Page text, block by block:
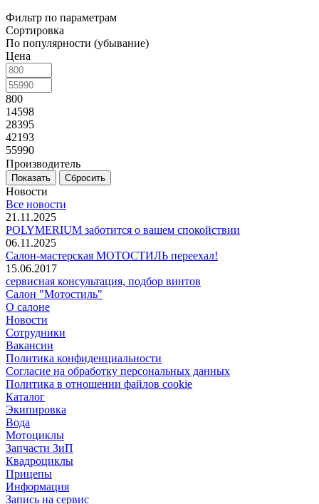
Фильтр по параметрам
Сортировка
По популярности (убывание)
Цена
800
14598
28395
42193
55990
Производитель
Сбросить
Новости
Все новости
21.11.2025
POLYMERIUM заботится о вашем спокойствии
06.11.2025
Салон-мастерская МОТОСТИЛЬ переехал!
15.06.2017
сервисная консультация, подбор винтов
Салон "Мотостиль"
О салоне
Новости
Сотрудники
Вакансии
Политика конфиденциальности
Согласие на обработку персональных данных
Политика в отношении файлов cookie
Каталог
Экипировка
Вода
Мотоциклы
Запчасти ЗиП
Квадроциклы
Прицепы
Информация
Запись на сервис